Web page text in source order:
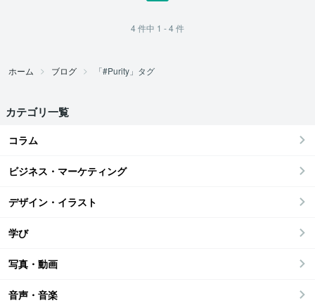
4件中 1 - 4件
ホーム ブログ 「#Purity」タグ
カテゴリ一覧
コラム
ビジネス・マーケティング
デザイン・イラスト
学び
写真・動画
音声・音楽